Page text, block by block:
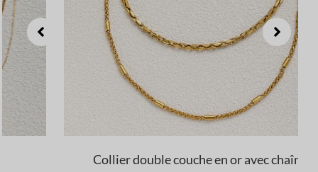
Collier double couche en or avec chaînes